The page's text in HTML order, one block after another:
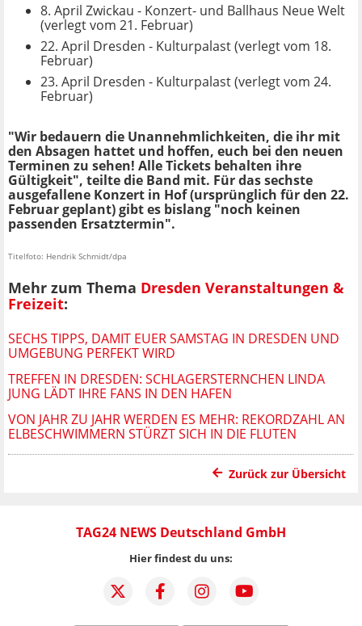
8. April Zwickau - Konzert- und Ballhaus Neue Welt
(verlegt vom 21. Februar)
22. April Dresden - Kulturpalast (verlegt vom 18.
Februar)
23. April Dresden - Kulturpalast (verlegt vom 24.
Februar)
"Wir bedauern die Unannehmlichkeiten, die ihr mit
den Absagen hattet und hoffen, euch bei den neuen
Terminen zu sehen! Alle Tickets behalten ihre
Gültigkeit", teilte die Band mit. Für das sechste
ausgefallene Konzert in Hof (ursprünglich für den 22.
Februar geplant) gibt es bislang "noch keinen
passenden Ersatztermin".
Titelfoto: Hendrik Schmidt/dpa
Mehr zum Thema Dresden Veranstaltungen &
Freizeit:
SECHS TIPPS, DAMIT EUER SAMSTAG IN DRESDEN UND
UMGEBUNG PERFEKT WIRD
TREFFEN IN DRESDEN: SCHLAGERSTERNCHEN LINDA
JUNG LÄDT IHRE FANS IN DEN HAFEN
VON JAHR ZU JAHR WERDEN ES MEHR: REKORDZAHL AN
ELBESCHWIMMERN STÜRZT SICH IN DIE FLUTEN
Zurück zur Übersicht
TAG24 NEWS Deutschland GmbH
Hier findest du uns: